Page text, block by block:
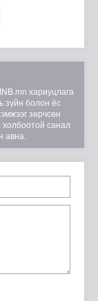
хариуцлага
зүйн болон ёс
зөрчсөн
холбоотой санал
авна.